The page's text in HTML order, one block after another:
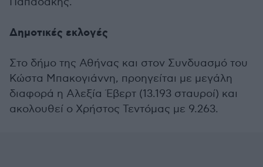
Δημοτικές εκλογές
Στο δήμο της Αθήνας και στον Συνδυασμό του
Κώστα Μπακογιάννη, προηγείται με μεγάλη
διαφορά η Αλεξία Έβερτ (13.193 σταυροί) και
ακολουθεί ο Χρήστος Τεντόμας με 9.263.